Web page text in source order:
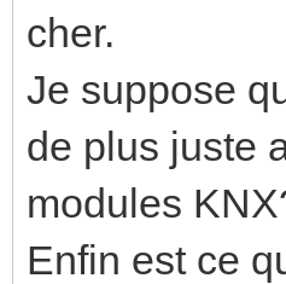
cher.
Je suppose
de plus juste
modules
Enfin est ce